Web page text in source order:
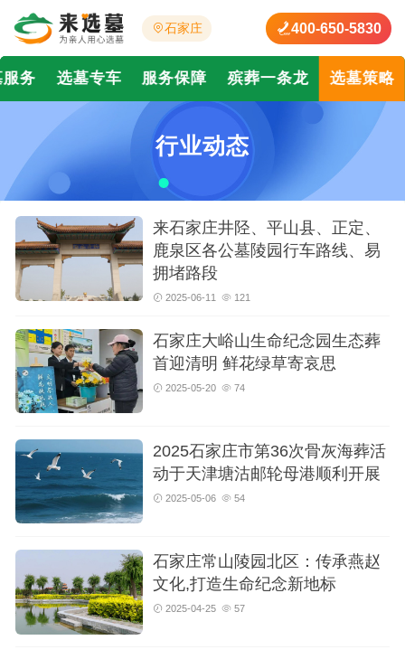
石家庄 400-650-5830
务 选墓专车 服务保障 殡葬一条龙 选墓策略
行业动态
来石家庄井陉、平山县、正定、
鹿泉区各公墓陵园行车路线、易
拥堵路段
2025-06-11 121
石家庄大峪山生命纪念园生态葬
首迎清明 鲜花绿草寄哀思
2025-05-20 74
2025石家庄市第36次骨灰海葬活
动于天津塘沽邮轮母港顺利开展
2025-05-06 54
石家庄常山陵园北区：传承燕赵
文化,打造生命纪念新地标
2025-04-25 57